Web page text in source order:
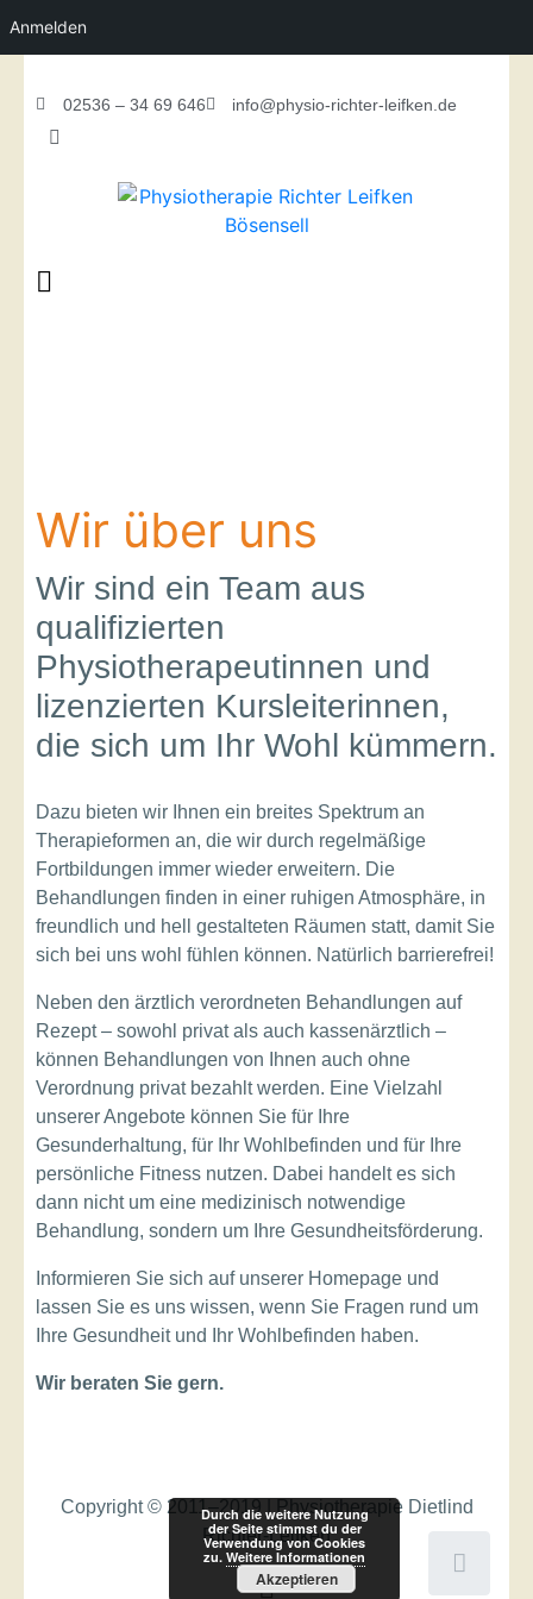
Anmelden
02536 – 34 69 646 info@physio-richter-leifken.de
Wir über uns
Wir sind ein Team aus
qualifizierten
Physiotherapeutinnen und
lizenzierten Kursleiterinnen,
die sich um Ihr Wohl kümmern.
Dazu bieten wir Ihnen ein breites Spektrum an
Therapieformen an, die wir durch regelmäßige
Fortbildungen immer wieder erweitern. Die
Behandlungen finden in einer ruhigen Atmosphäre, in
freundlich und hell gestalteten Räumen statt, damit Sie
sich bei uns wohl fühlen können. Natürlich barrierefrei!
Neben den ärztlich verordneten Behandlungen auf
Rezept – sowohl privat als auch kassenärztlich –
können Behandlungen von Ihnen auch ohne
Verordnung privat bezahlt werden. Eine Vielzahl
unserer Angebote können Sie für Ihre
Gesunderhaltung, für Ihr Wohlbefinden und für Ihre
persönliche Fitness nutzen. Dabei handelt es sich
dann nicht um eine medizinisch notwendige
Behandlung, sondern um Ihre Gesundheitsförderung.
Informieren Sie sich auf unserer Homepage und
lassen Sie es uns wissen, wenn Sie Fragen rund um
Ihre Gesundheit und Ihr Wohlbefinden haben.
Wir beraten Sie gern.
Copyright © 2011–2019 | Physiotherapie Dietlind
Richter-Leifken
Durch die weitere Nutzung
der Seite stimmst du der
Verwendung von Cookies
zu. Weitere Informationen
Akzeptieren